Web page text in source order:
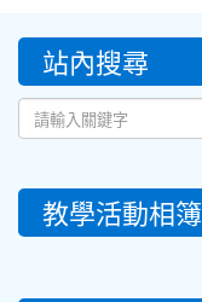
::: 站內搜尋
教學活動相簿